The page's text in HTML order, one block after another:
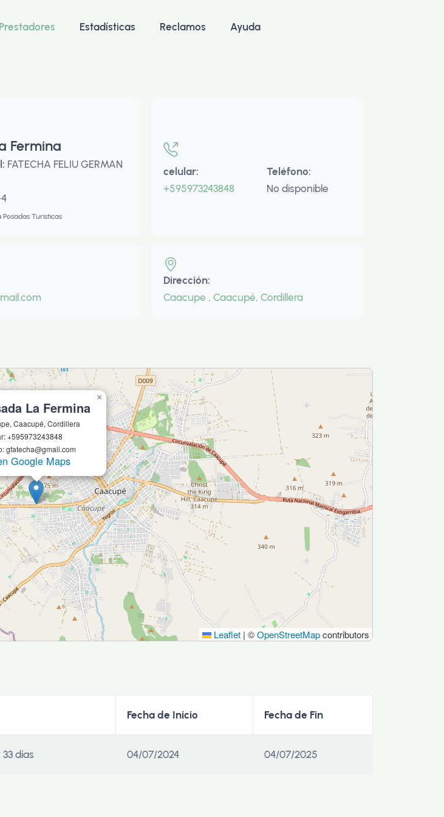
Estadísticas Reclamos Ayuda
Fermina
FATECHA FELIU GERMAN
Turísticas
celular:
+595973243848
Teléfono:
No disponible
Dirección:
Caacupe , Caacupé, Cordillera
La Fermina
Caacupé, Cordillera
+595973243848
gfatecha@gmail.com
Google Maps
×
Leaflet | ©OpenStreetMapcontributors
Fecha de Inicio Fecha de Fin
días 04/07/2024 04/07/2025